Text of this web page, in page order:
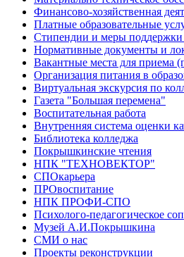
Финансово-хозяйственная
Платные образовательные
Стипендии и меры
Нормативные документы и
Вакантные места для приема
Организация питания в
Виртуальная экскурсия по
Газета "Большая перемена"
Воспитательная работа
Внутренняя система оценки
Библиотека колледжа
Покрышкинские чтения
НПК "ТЕХНОВЕКТОР"
СПОкарьера
ПРОвоспитание
НПК ПРОФИ-СПО
Психолого-педагогическое
Музей А.И.Покрышкина
СМИ о нас
Проекты реконструкции